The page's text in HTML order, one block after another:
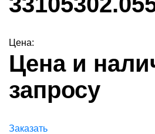
Цена:
Цена и
запросу
Заказать